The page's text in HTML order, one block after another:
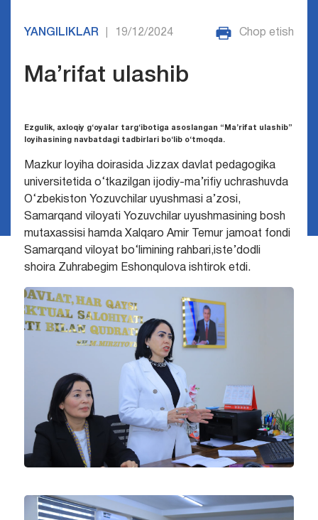
YANGILIKLAR 19/12/2024 Chop etish
Ma’rifat ulashib
Ezgulik, axloqiy g‘oyalar targ‘ibotiga asoslangan “Ma’rifat ulashib”
loyihasining navbatdagi tadbirlari bo‘lib o‘tmoqda.
Mazkur loyiha doirasida Jizzax davlat pedagogika
universitetida o‘tkazilgan ijodiy-ma’rifiy uchrashuvda
O‘zbekiston Yozuvchilar uyushmasi a’zosi,
Samarqand viloyati Yozuvchilar uyushmasining bosh
mutaxassisi hamda Xalqaro Amir Temur jamoat fondi
Samarqand viloyat bo‘limining rahbari,iste’dodli
shoira Zuhrabegim Eshonqulova ishtirok etdi.